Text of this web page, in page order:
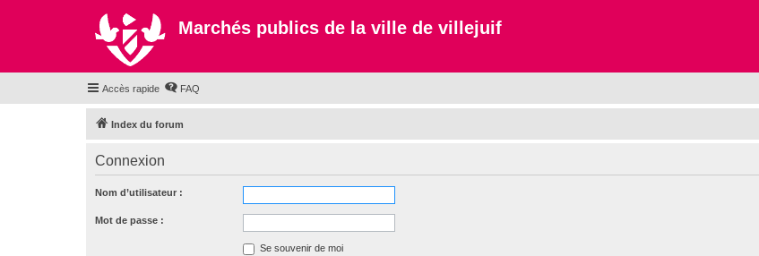
Marchés publics de la ville de villejuif
Accès rapide FAQ
Index du forum
Connexion
Nom d’utilisateur :
Mot de passe :
Se souvenir de moi